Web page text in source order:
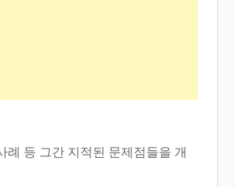
등 그간 지적된 문제점들을 개